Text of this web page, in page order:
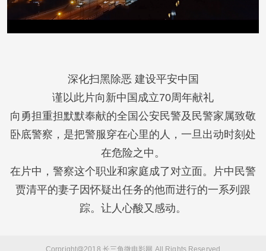
深化扫黑除恶 建设平安中国
谨以此片向新中国成立70周年献礼
向勇担重担默默奉献的全国公安民警及民警家属致敬
卧底警察，是把警服穿在心里的人，一旦出动时刻处
在危险之中。
在片中，警察这个职业和家庭成了对立面。片中民警
贾清平的妻子因怀疑出任务的他而进行的一系列跟
踪。让人心酸又感动。
Corpright@2018 长三角微电影网 All Rights Reserved